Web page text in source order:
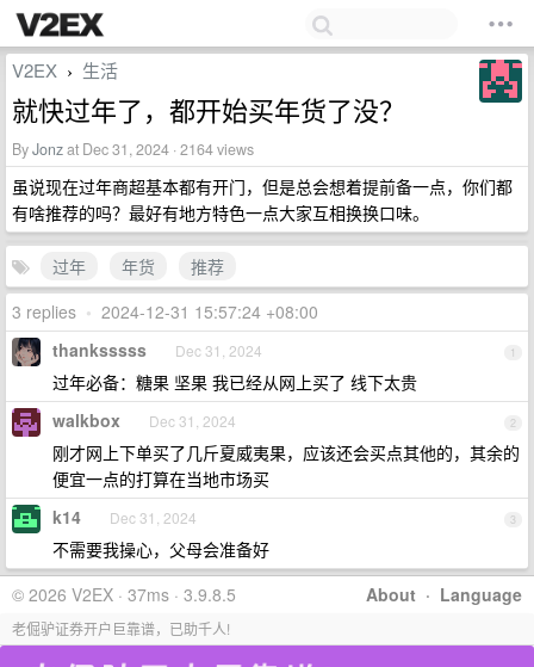
V2EX › 生活
就快过年了，都开始买年货了没？
ByJonzat Dec 31, 2024 · 2164 views
虽说现在过年商超基本都有开门，但是总会想着提前备一点，你们都
有啥推荐的吗？最好有地方特色一点大家互相换换口味。
过年 年货
推荐
3 replies • 2024-12-31 15:57:24 +08:00
1
thanksssss Dec 31, 2024
过年必备：糖果 坚果 我已经从网上买了 线下太贵
2
walkbox Dec 31, 2024
刚才网上下单买了几斤夏威夷果，应该还会买点其他的，其余的
便宜一点的打算在当地市场买
3
k14 Dec 31, 2024
不需要我操心，父母会准备好
About · Language
© 2026 V2EX · 37ms · 3.9.8.5
老倔驴证券开户巨靠谱，已助千人!